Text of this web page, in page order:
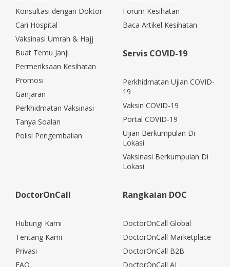
Konsultasi dengan Doktor
Cari Hospital
Vaksinasi Umrah & Hajj
Buat Temu Janji
Permeriksaan Kesihatan
Promosi
Ganjaran
Perkhidmatan Vaksinasi
Tanya Soalan
Polisi Pengembalian
Forum Kesihatan
Baca Artikel Kesihatan
Servis COVID-19
Perkhidmatan Ujian COVID-
19
Vaksin COVID-19
Portal COVID-19
Ujian Berkumpulan Di
Lokasi
Vaksinasi Berkumpulan Di
Lokasi
DoctorOnCall
Hubungi Kami
Tentang Kami
Privasi
FAQ
Rangkaian DOC
DoctorOnCall Global
DoctorOnCall Marketplace
DoctorOnCall B2B
DoctorOnCall AI